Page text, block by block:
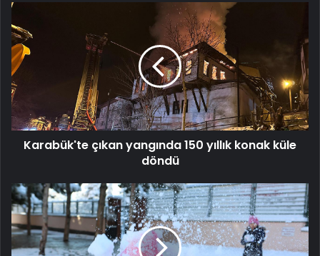
Karabük'te
çıkan
yangında
150
yıllık
konak
küle
döndü
Karabük'te çıkan yangında 150 yıllık konak küle
döndü
Birçok
ilde
eğitime
kar
engeli